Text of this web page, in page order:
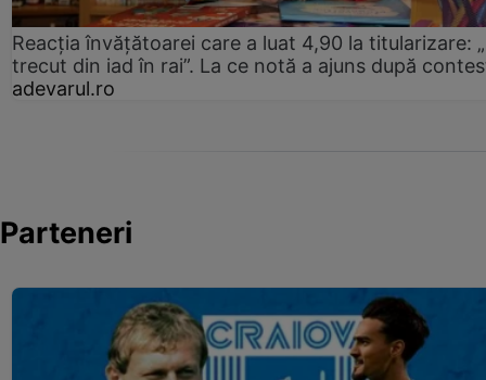
Reacția învățătoarei care a luat 4,90 la titularizare:
trecut din iad în rai”. La ce notă a ajuns după
adevarul.ro
Parteneri